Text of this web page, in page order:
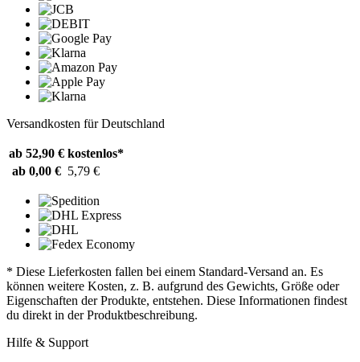
Versandkosten für Deutschland
ab 52,90 € kostenlos*
ab 0,00 € 5,79 €
* Diese Lieferkosten fallen bei einem Standard-Versand an. Es
können weitere Kosten, z. B. aufgrund des Gewichts, Größe oder
Eigenschaften der Produkte, entstehen. Diese Informationen findest
du direkt in der Produktbeschreibung.
Hilfe & Support